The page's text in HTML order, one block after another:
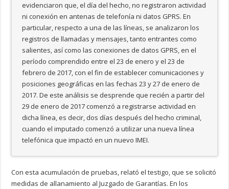
evidenciaron que, el día del hecho, no registraron actividad
ni conexión en antenas de telefonía ni datos GPRS. En
particular, respecto a una de las líneas, se analizaron los
registros de llamadas y mensajes, tanto entrantes como
salientes, así como las conexiones de datos GPRS, en el
período comprendido entre el 23 de enero y el 23 de
febrero de 2017, con el fin de establecer comunicaciones y
posiciones geográficas en las fechas 23 y 27 de enero de
2017. De este análisis se desprende que recién a partir del
29 de enero de 2017 comenzó a registrarse actividad en
dicha línea, es decir, dos días después del hecho criminal,
cuando el imputado comenzó a utilizar una nueva línea
telefónica que impactó en un nuevo IMEI.
Con esta acumulación de pruebas, relató el testigo, que se solicitó
medidas de allanamiento al Juzgado de Garantías. En los